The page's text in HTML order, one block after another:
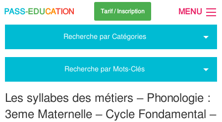
PASS-EDUCATION Tarif / Inscription MENU
Recherche par Catégories
Recherche par Mots-Clés
Les syllabes des métiers – Phonologie :
3eme Maternelle – Cycle Fondamental –